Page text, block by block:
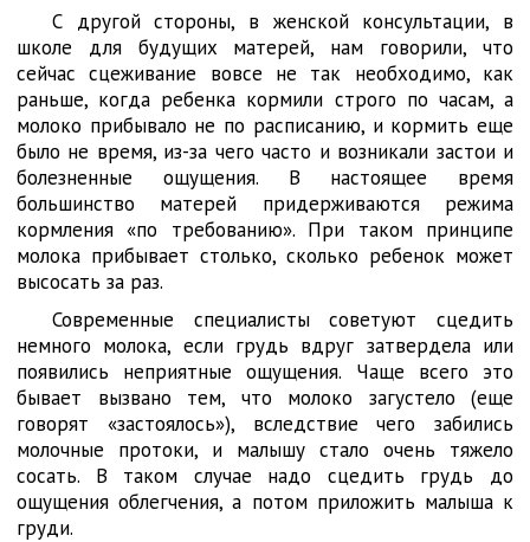
С другой стороны, в женской консультации, в
школе для будущих матерей, нам говорили, что
сейчас сцеживание вовсе не так необходимо, как
раньше, когда ребенка кормили строго по часам, а
молоко прибывало не по расписанию, и кормить еще
было не время, из-за чего часто и возникали застои и
болезненные ощущения. В настоящее время
большинство матерей придерживаются режима
кормления «по требованию». При таком принципе
молока прибывает столько, сколько ребенок может
высосать за раз.
Современные специалисты советуют сцедить
немного молока, если грудь вдруг затвердела или
появились неприятные ощущения. Чаще всего это
бывает вызвано тем, что молоко загустело (еще
говорят «застоялось»), вследствие чего забились
молочные протоки, и малышу стало очень тяжело
сосать. В таком случае надо сцедить грудь до
ощущения облегчения, а потом приложить малыша к
груди.